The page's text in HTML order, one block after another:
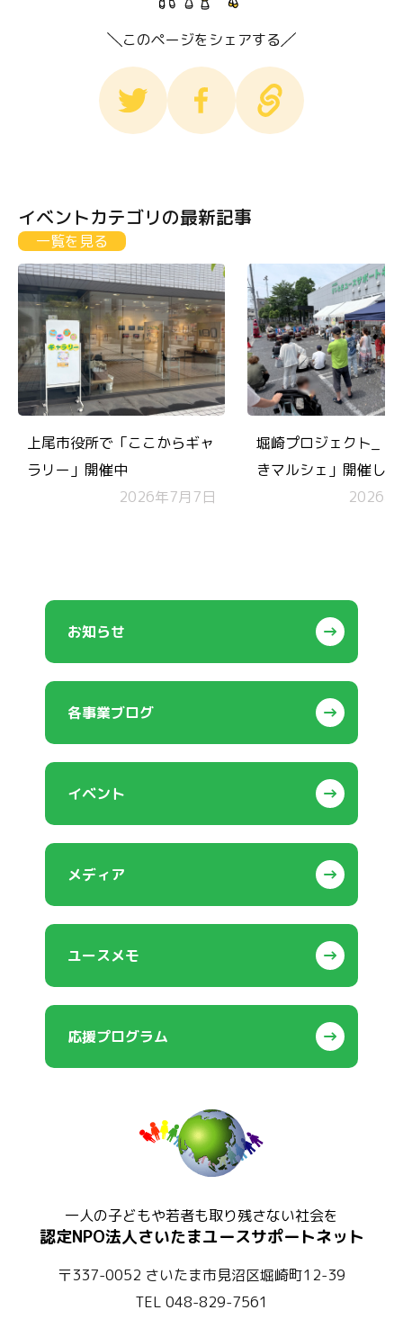
このページをシェアする
イベントカテゴリの最新記事
一覧を見る
上尾市役所で「ここからギャ
ラリー」開催中
2026年7月7日
堀崎プロジェクト_「
きマルシェ」開催し
コモンズチケットも
2026年
お知らせ
各事業ブログ
イベント
メディア
ユースメモ
応援プログラム
一人の子どもや若者も取り残さない社会を
認定NPO法人さいたまユースサポートネット
〒337-0052 さいたま市見沼区堀崎町12-39
TEL 048-829-7561